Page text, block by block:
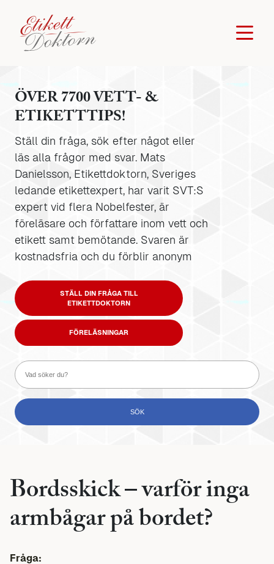
ÖVER 7700 VETT- &
ETIKETTTIPS!
Ställ din fråga, sök efter något eller
läs alla frågor med svar. Mats
Danielsson, Etikettdoktorn, Sveriges
ledande etikettexpert, har varit SVT:S
expert vid flera Nobelfester, är
föreläsare och författare inom vett och
etikett samt bemötande. Svaren är
kostnadsfria och du förblir anonym
STÄLL DIN FRÅGA TILL
ETIKETTDOKTORN
FÖRELÄSNINGAR
Bordsskick – varför inga
armbågar på bordet?
Fråga: